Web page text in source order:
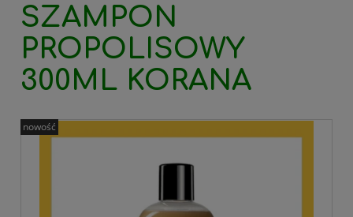
SZAMPON
PROPOLISOWY
300ML KORANA
nowość